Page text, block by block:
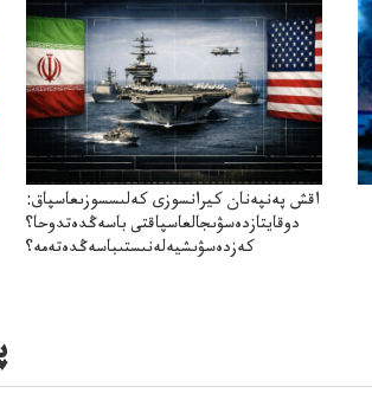
اقش پەنپەنان كيرانسوزى كەلىسسوزىعاسپاق:
دوقايتازدەسۋىجالعاسپاقتى باسەڭدەتدوحا؟
كەزدەسۋىشيەلەنىستىباسەڭدەتەمە؟